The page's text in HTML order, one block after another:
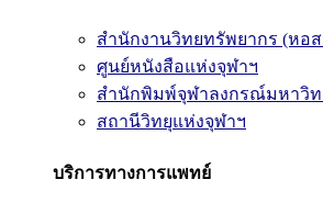
สำนักงานวิทยทรัพยากร (หอ
ศูนย์หนังสือแห่งจุฬาฯ
สำนักพิมพ์จุฬาลงกรณ์มหาวิท
สถานีวิทยุแห่งจุฬาฯ
บริการทางการแพทย์